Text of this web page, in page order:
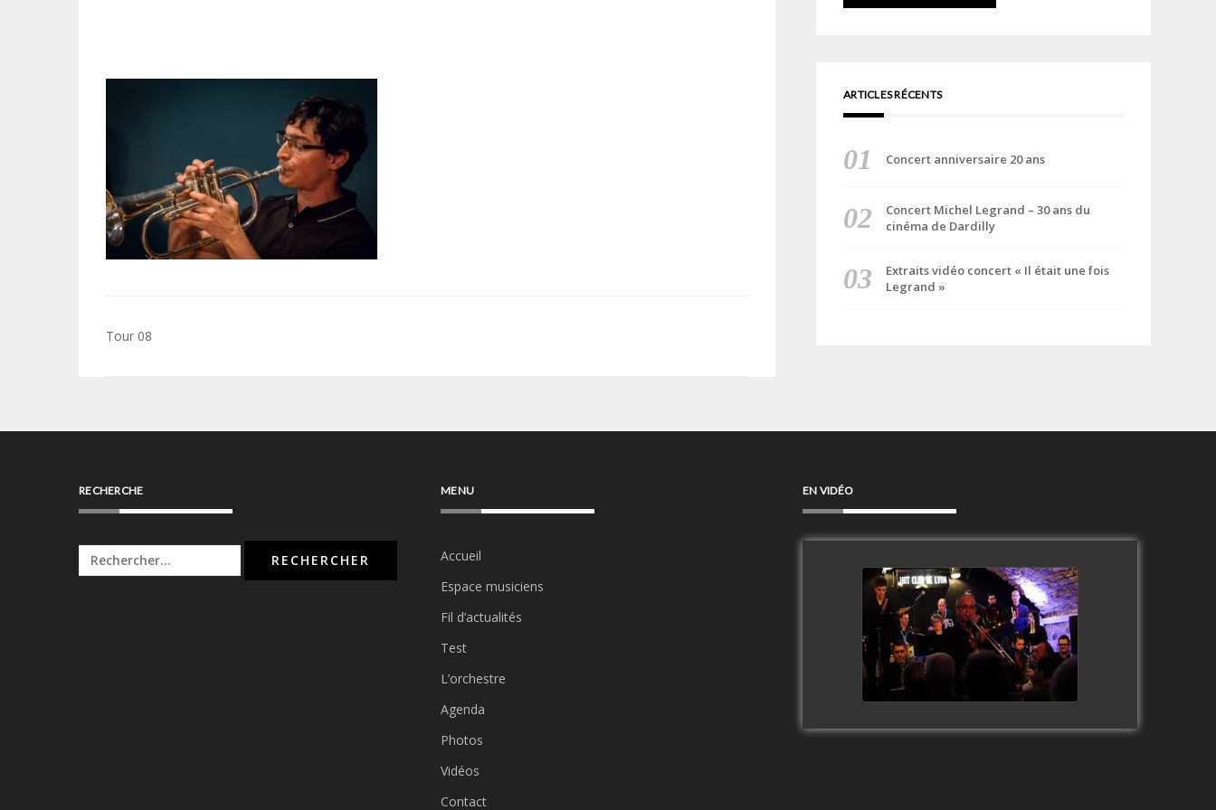
Navigation
Tour 08
ARTICLES RÉCENTS
Concert anniversaire 20 ans
Concert Michel Legrand – 30 ans du
cinéma de Dardilly
Extraits vidéo concert « Il était une fois
Legrand »
RECHERCHE
Rechercher :
MENU
Accueil
Espace musiciens
Fil d’actualités
Test
L’orchestre
Agenda
Photos
Vidéos
Contact
EN VIDÉO
Clip Only Big Band 2019
watch video